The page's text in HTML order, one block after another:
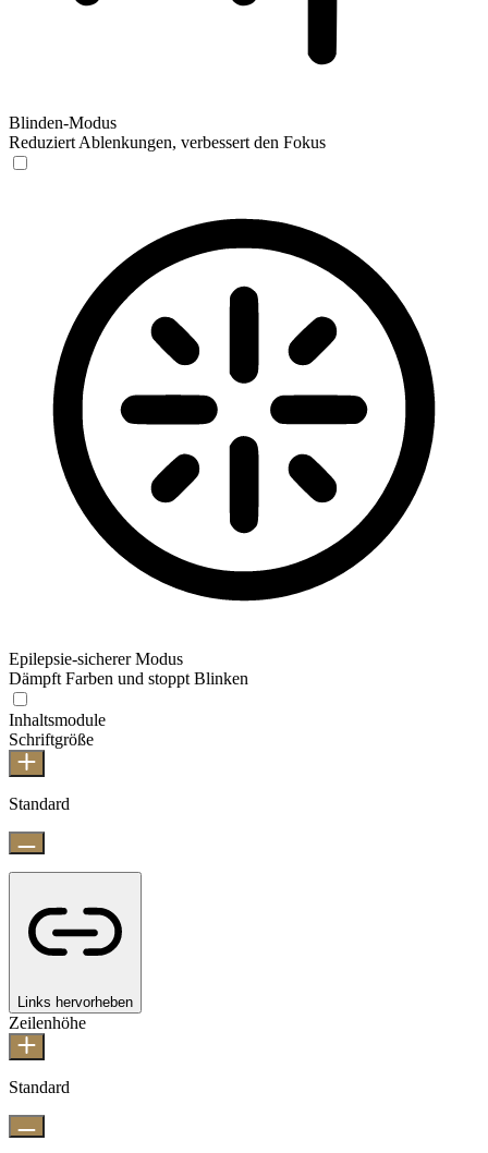
Blinden-Modus
Reduziert Ablenkungen, verbessert den Fokus
Epilepsie-sicherer Modus
Dämpft Farben und stoppt Blinken
Inhaltsmodule
Schriftgröße
Standard
Links hervorheben
Zeilenhöhe
Standard